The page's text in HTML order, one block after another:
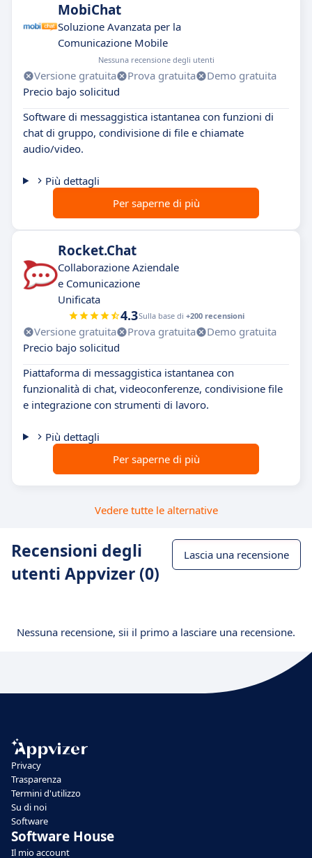
MobiChat
Soluzione Avanzata per la
Comunicazione Mobile
Nessuna recensione degli utenti
Versione gratuita Prova gratuita
Demo gratuita
Precio bajo solicitud
Software di messaggistica istantanea con funzioni di
chat di gruppo, condivisione di file e chiamate
audio/video.
Più dettagli
Per saperne di più
Rocket.Chat
Collaborazione Aziendale
e Comunicazione
Unificata
4.3Sulla base di +200 recensioni
Versione gratuita Prova gratuita
Demo gratuita
Precio bajo solicitud
Piattaforma di messaggistica istantanea con
funzionalità di chat, videoconferenze, condivisione file
e integrazione con strumenti di lavoro.
Più dettagli
Per saperne di più
Vedere tutte le alternative
Recensioni degli
utenti Appvizer (0)
Lascia una recensione
Nessuna recensione, sii il primo a lasciare una recensione.
Privacy
Trasparenza
Termini d'utilizzo
Su di noi
Software
Software House
Il mio account